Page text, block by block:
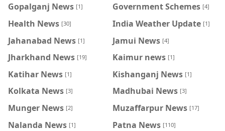
Gopalganj News [1] Government Schemes [4]
Health News [30] India Weather Update [1]
Jahanabad News [1] Jamui News [4]
Jharkhand News [19] Kaimur news [1]
Katihar News [1] Kishanganj News [1]
Kolkata News [3] Madhubai News [3]
Munger News [2] Muzaffarpur News [17]
Nalanda News [1] Patna News [110]